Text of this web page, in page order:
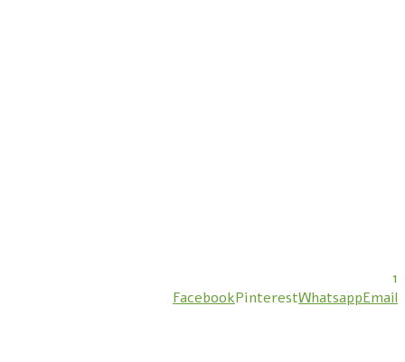
1
FacebookPinterestWhatsappEmail